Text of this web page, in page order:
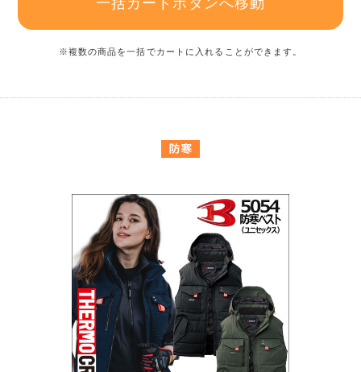
一括カートボタンへ移動
※複数の商品を一括でカートに入れることができます。